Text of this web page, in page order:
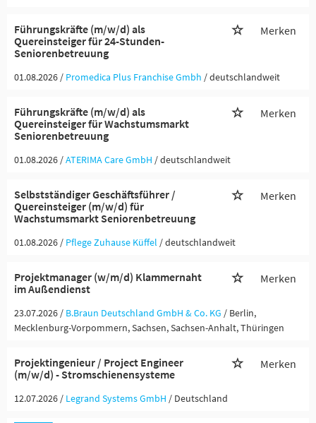
Führungskräfte (m/w/d) als
Quereinsteiger für 24-Stunden-
Seniorenbetreuung
Merken
01.08.2026 / Promedica Plus Franchise Gmbh / deutschlandweit
Führungskräfte (m/w/d) als
Quereinsteiger für Wachstumsmarkt
Seniorenbetreuung
Merken
01.08.2026 /ATERIMA Care GmbH / deutschlandweit
Selbstständiger Geschäftsführer /
Quereinsteiger (m/w/d) für
Wachstumsmarkt Seniorenbetreuung
Merken
01.08.2026 / Pflege Zuhause Küffel / deutschlandweit
Projektmanager (w/m/d) Klammernaht
im Außendienst
Merken
23.07.2026 / B.Braun Deutschland GmbH & Co. KG / Berlin,
Mecklenburg-Vorpommern, Sachsen, Sachsen-Anhalt, Thüringen
Projektingenieur / Project Engineer
(m/w/d) - Stromschienensysteme
Merken
12.07.2026 / Legrand Systems GmbH / Deutschland